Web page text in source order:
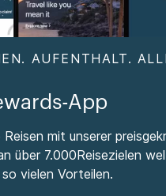
AUFENTHALT.
App
mit unserer
über 7.000Reisezielen
vielen Vorteilen.